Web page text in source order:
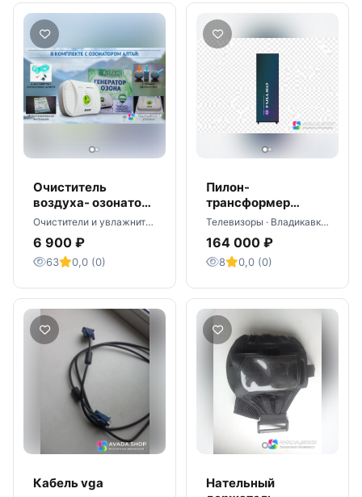
Очиститель
воздуха- озонатор
АЛТАЙ от
производителя.
Оплата при
получении.
Очистители и увлажнители воздуха · Москва
6 900 ₽
63 0,0 (0)
Пилон-
трансформер
мобильный R 1,86 Телевизоры · Владикавказ
164 000 ₽
8 0,0 (0)
Кабель vga
Нательный